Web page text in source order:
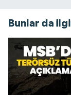
Bunlar da